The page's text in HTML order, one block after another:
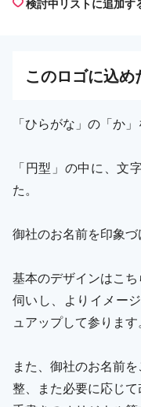
このロゴに込め
「ひらがな」の「か
「円型」の中に、文
た。
御社のお名前を印象づ
基本のデザインはこ
伺いし、よりイメー
ュアップして参ります。
また、御社のお名前
整、また必要に応じて